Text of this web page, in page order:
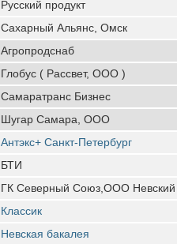
Русский продукт
Сахарный Альянс, Омск
Агропродснаб
Глобус ( Рассвет, ООО )
Самаратранс Бизнес
Шугар Самара, ООО
Антэкс+ Санкт-Петербург
БТИ
ГК Северный Союз,ООО Невский
Классик
Невская бакалея